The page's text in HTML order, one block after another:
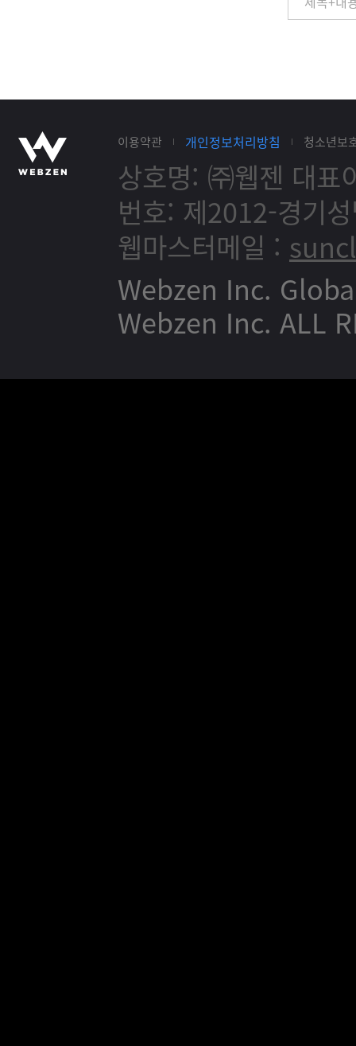
이용약관 개인정보처리방침 청소년보
상호명: ㈜웹젠 대표
번호: 제2012-경기
웹마스터메일 :
Webzen Inc.
Webzen Inc. ALL